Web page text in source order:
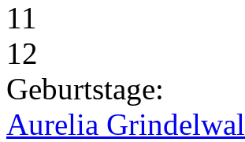
11
12
Geburtstage:
Aurelia